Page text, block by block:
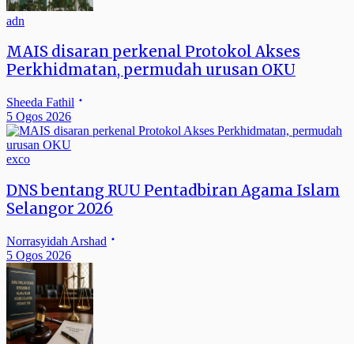
adn
MAIS disaran perkenal Protokol Akses
Perkhidmatan, permudah urusan OKU
Sheeda Fathil
5 Ogos 2026
exco
DNS bentang RUU Pentadbiran Agama Islam
Selangor 2026
Norrasyidah Arshad
5 Ogos 2026